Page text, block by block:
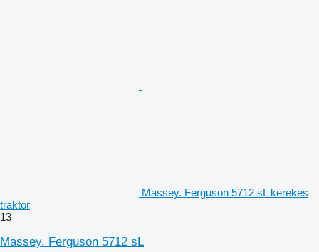
Massey. Ferguson 5712 sL kerekes
traktor
13
Massey. Ferguson 5712 sL